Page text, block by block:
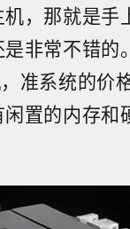
，那就是手
非常不错的
准系统的价
置的内存和